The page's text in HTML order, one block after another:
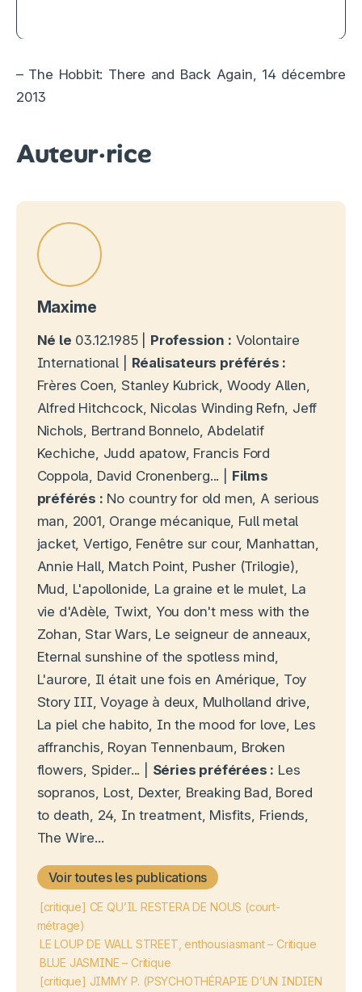
– The Hobbit: There and Back Again, 14 décembre
2013
Auteur·rice
Maxime
Né le 03.12.1985 | Profession : Volontaire
International | Réalisateurs préférés :
Frères Coen, Stanley Kubrick, Woody Allen,
Alfred Hitchcock, Nicolas Winding Refn, Jeff
Nichols, Bertrand Bonnelo, Abdelatif
Kechiche, Judd apatow, Francis Ford
Coppola, David Cronenberg... | Films
préférés : No country for old men, A serious
man, 2001, Orange mécanique, Full metal
jacket, Vertigo, Fenêtre sur cour, Manhattan,
Annie Hall, Match Point, Pusher (Trilogie),
Mud, L'apollonide, La graine et le mulet, La
vie d'Adèle, Twixt, You don't mess with the
Zohan, Star Wars, Le seigneur de anneaux,
Eternal sunshine of the spotless mind,
L'aurore, Il était une fois en Amérique, Toy
Story III, Voyage à deux, Mulholland drive,
La piel che habito, In the mood for love, Les
affranchis, Royan Tennenbaum, Broken
flowers, Spider... | Séries préférées : Les
sopranos, Lost, Dexter, Breaking Bad, Bored
to death, 24, In treatment, Misfits, Friends,
The Wire...
Voir toutes les publications
[critique] CE QU’IL RESTERA DE NOUS (court-
métrage)
LE LOUP DE WALL STREET, enthousiasmant – Critique
BLUE JASMINE – Critique
[critique] JIMMY P. (PSYCHOTHÉRAPIE D’UN INDIEN